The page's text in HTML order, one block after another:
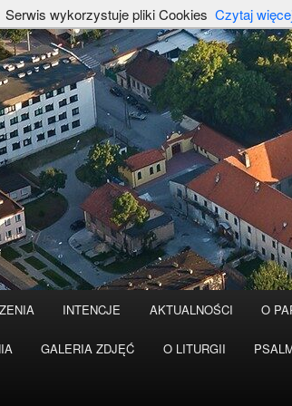
INTENCJE AKTUALNOŚCI O
GALERIA ZDJĘĆ O LITURGII
Serwis wykorzystuje pliki Cookies Czytaj